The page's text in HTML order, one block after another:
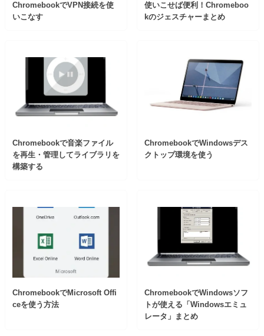
ChromebookでVPN接続を使
いこなす
使いこせば便利！Chromeboo
kのジェスチャーまとめ
Chromebookで音楽ファイル
を再生・管理してライブラリを
構築する
ChromebookでWindowsデス
クトップ環境を使う
ChromebookでMicrosoft Offi
ceを使う方法
ChromebookでWindowsソフ
トが使える「Windowsエミュ
レータ」まとめ